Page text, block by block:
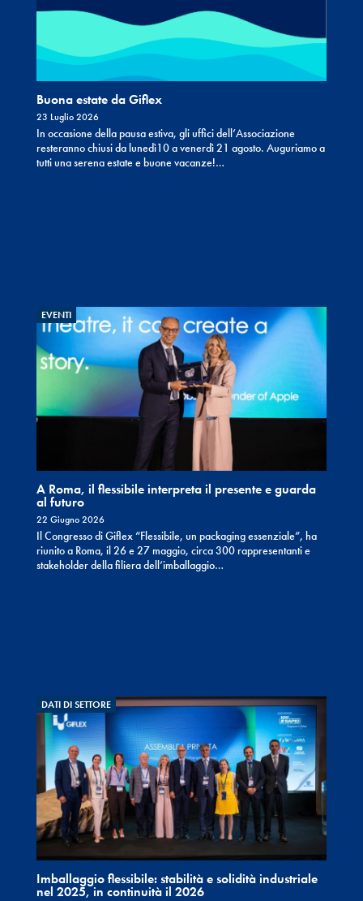
Buona estate da Giflex
23 Luglio 2026
In occasione della pausa estiva, gli uffici dell’Associazione
resteranno chiusi da lunedì10 a venerdì 21 agosto. Auguriamo a
tutti una serena estate e buone vacanze!…
EVENTI
A Roma, il flessibile interpreta il presente e guarda
al futuro
22 Giugno 2026
Il Congresso di Giflex “Flessibile, un packaging essenziale”, ha
riunito a Roma, il 26 e 27 maggio, circa 300 rappresentanti e
stakeholder della filiera dell’imballaggio…
DATI DI SETTORE
Imballaggio flessibile: stabilità e solidità industriale
nel 2025, in continuità il 2026